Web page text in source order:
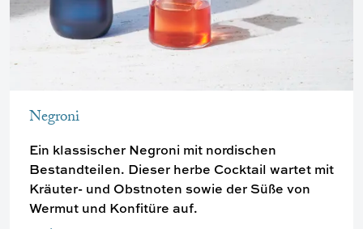
Negroni
Ein klassischer Negroni mit nordischen
Bestandteilen. Dieser herbe Cocktail wartet mit
Kräuter- und Obstnoten sowie der Süße von
Wermut und Konfitüre auf.